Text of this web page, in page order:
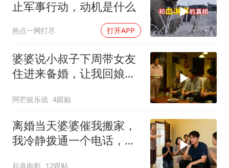
止军事行动，动机是什么
热点一网打尽 打开APP
婆婆说小叔子下周带女友
住进来备婚，让我回娘家
阿芒娱乐说 4跟贴
离婚当天婆婆催我搬家，
我冷静拨通一个电话，全
起喜电影 12跟贴